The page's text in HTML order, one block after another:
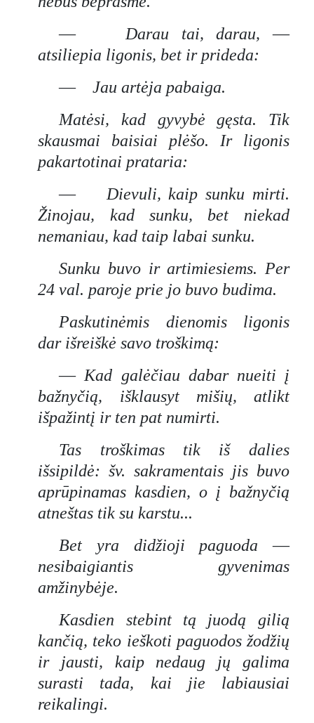
— Darau tai, darau, —
atsiliepia ligonis, bet ir prideda:
—Jau artėja pabaiga.
Matėsi, kad gyvybė gęsta. Tik
skausmai baisiai plėšo. Ir ligonis
pakartotinai prataria:
— Dievuli, kaip sunku mirti.
Žinojau, kad sunku, bet niekad
nemaniau, kad taip labai sunku.
Sunku buvo ir artimiesiems. Per
24 val. paroje prie jo buvo budima.
Paskutinėmis dienomis ligonis
dar išreiškė savo troškimą:
— Kad galėčiau dabar nueiti į
bažnyčią, išklausyt mišių, atlikt
išpažintį ir ten pat numirti.
Tas troškimas tik iš dalies
išsipildė: šv. sakramentais jis buvo
aprūpinamas kasdien, o į bažnyčią
atneštas tik su karstu...
Bet yra didžioji paguoda —
nesibaigiantis gyvenimas
amžinybėje.
Kasdien stebint tą juodą gilią
kančią, teko ieškoti paguodos žodžių
ir jausti, kaip nedaug jų galima
surasti tada, kai jie labiausiai
reikalingi.